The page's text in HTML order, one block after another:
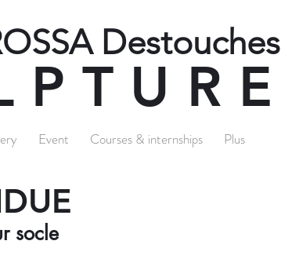
Event Courses & internships Plus
Destouches
socle